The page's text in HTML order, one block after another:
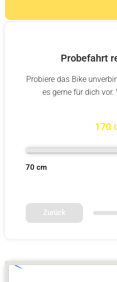
Probefahrt
Probiere das Bike
es gerne für dich
170
70 cm
Zurück